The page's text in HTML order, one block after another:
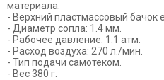
материала.
- Верхний пластмассовый бачок
- Диаметр сопла: 1.4 мм.
- Рабочее давление: 1.1 атм.
- Расход воздуха: 270 л./мин.
- Тип подачи самотеком.
- Вес 380 г.